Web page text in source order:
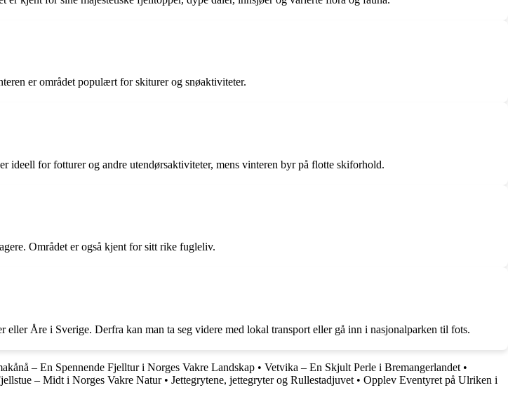
er området populært for skiturer og snøaktiviteter.
ideell for fotturer og andre utendørsaktiviteter, mens vinteren byr på flotte skiforhold.
Området er også kjent for sitt rike fugleliv.
Åre i Sverige. Derfra kan man ta seg videre med lokal transport eller gå inn i nasjonalparken til fots.
– En Spennende Fjelltur i Norges Vakre Landskap • Vetvika – En Skjult Perle i Bremangerlandet •
– Midt i Norges Vakre Natur• Jettegrytene, jettegryter og Rullestadjuvet • Opplev Eventyret på Ulriken i